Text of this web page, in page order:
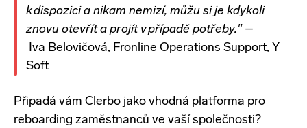
k dispozici a nikam nemizí, můžu si je kdykoli
znovu otevřít a projít v případě potřeby." –
Iva Belovičová, Fronline Operations Support, Y
Soft
Připadá vám Clerbo jako vhodná platforma pro
reboarding zaměstnanců ve vaší společnosti?